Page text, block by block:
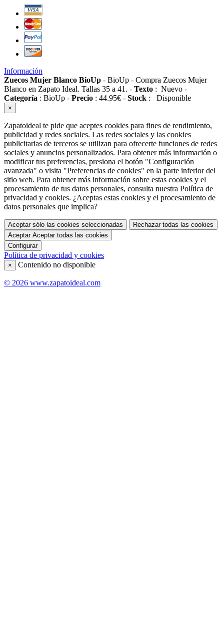
Información
Zuecos Mujer Blanco BioUp - BioUp - Compra Zuecos Mujer
Blanco en Zapato Ideal. Tallas 35 a 41. - Texto : Nuevo -
Categoría : BioUp - Precio : 44.95€ - Stock : Disponible
×
Zapatoideal te pide que aceptes cookies para fines de rendimiento,
publicidad y redes sociales. Las redes sociales y las cookies
publicitarias de terceros se utilizan para ofrecerte funciones de redes
sociales y anuncios personalizados. Para obtener más información o
modificar tus preferencias, presiona el botón "Configuración
avanzada" o visita "Preferencias de cookies" en la parte inferior del
sitio web. Para obtener más información sobre estas cookies y el
procesamiento de tus datos personales, consulta nuestra Política de
privacidad y cookies. ¿Aceptas estas cookies y el procesamiento de
datos personales que implica?
Aceptar sólo las cookies seleccionadas
Rechazar todas las cookies
Aceptar Aceptar todas las cookies
Configurar
Política de privacidad y cookies
× Contenido no disponible
© 2026 www.zapatoideal.com